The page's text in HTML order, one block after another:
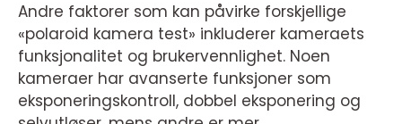
Andre faktorer som kan påvirke forskjellige
«polaroid kamera test» inkluderer kameraets
funksjonalitet og brukervennlighet. Noen
kameraer har avanserte funksjoner som
eksponeringskontroll, dobbel eksponering og